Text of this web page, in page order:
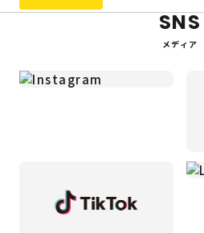
SNS
メディア